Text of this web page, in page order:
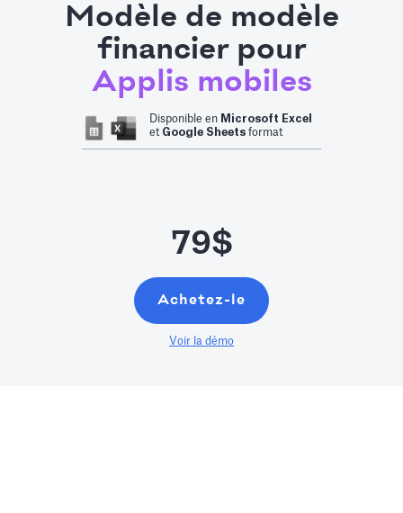
Modèle de modèle
financier pour
Applis mobiles
Disponible en Microsoft Excel
et Google Sheets format
79$
Achetez-le
Voir la démo